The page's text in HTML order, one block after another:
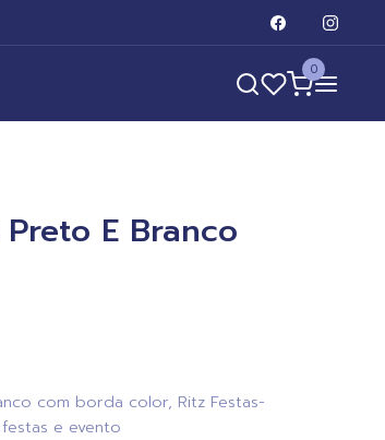
0
E Branco
com borda color, Ritz Festas-
e evento